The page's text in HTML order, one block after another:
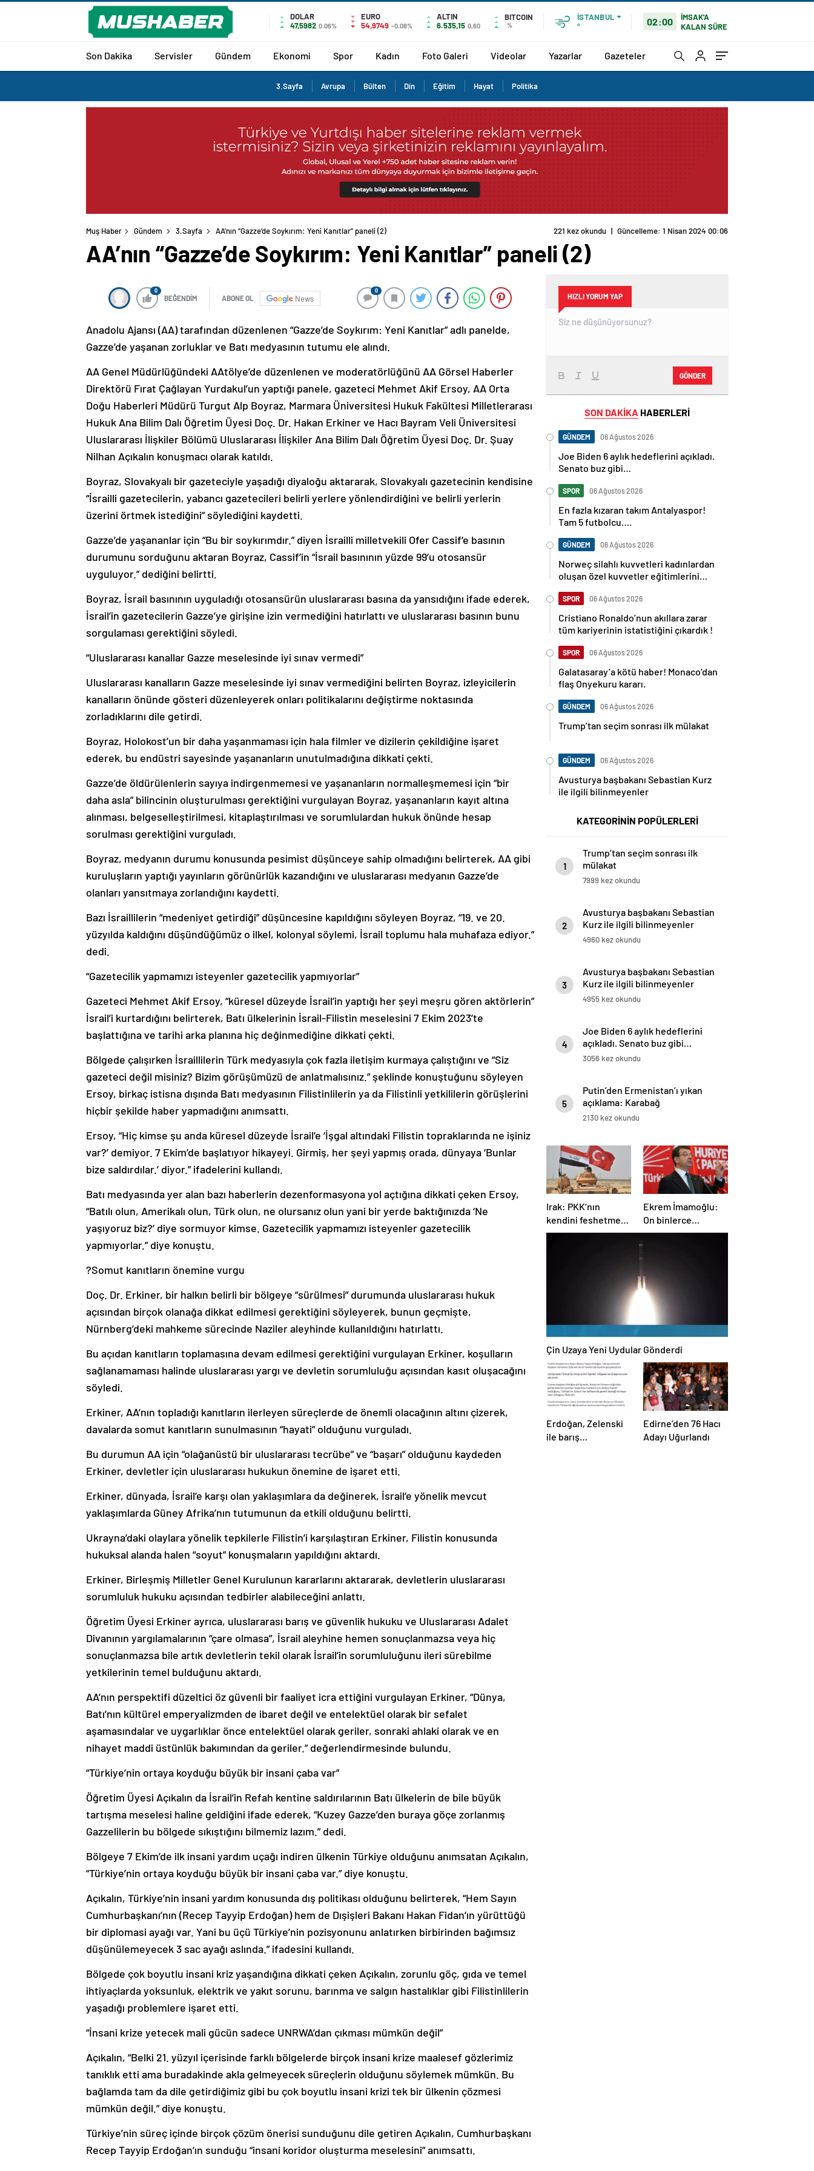
DOLAR
47,5982 0.06%
EURO
54,9749 -0.08%
ALTIN
6.535,15 0,60
BITCOIN
%
İSTANBUL
°
02:00
İMSAK'A
KALAN SÜRE
Son Dakika Servisler Gündem Ekonomi Spor Kadın Foto Galeri Videolar Yazarlar Gazeteler
3.Sayfa Avrupa Bülten Din Eğitim Hayat Politika
Muş Haber Gündem 3.Sayfa AA’nın “Gazze’de Soykırım: Yeni Kanıtlar” paneli (2) 221 kez okundu | Güncelleme: 1 Nisan 2024 00:06
AA’nın “Gazze’de Soykırım: Yeni Kanıtlar” paneli (2)
0
BEĞENDİM ABONE OL News
0
Anadolu Ajansı (AA) tarafından düzenlenen “Gazze’de Soykırım: Yeni Kanıtlar” adlı panelde,
Gazze’de yaşanan zorluklar ve Batı medyasının tutumu ele alındı.
AA Genel Müdürlüğündeki AAtölye’de düzenlenen ve moderatörlüğünü AA Görsel Haberler
Direktörü Fırat Çağlayan Yurdakul’un yaptığı panele, gazeteci Mehmet Akif Ersoy, AA Orta
Doğu Haberleri Müdürü Turgut Alp Boyraz, Marmara Üniversitesi Hukuk Fakültesi Milletlerarası
Hukuk Ana Bilim Dalı Öğretim Üyesi Doç. Dr. Hakan Erkiner ve Hacı Bayram Veli Üniversitesi
Uluslararası İlişkiler Bölümü Uluslararası İlişkiler Ana Bilim Dalı Öğretim Üyesi Doç. Dr. Şuay
Nilhan Açıkalın konuşmacı olarak katıldı.
Boyraz, Slovakyalı bir gazeteciyle yaşadığı diyaloğu aktararak, Slovakyalı gazetecinin kendisine
“İsrailli gazetecilerin, yabancı gazetecileri belirli yerlere yönlendirdiğini ve belirli yerlerin
üzerini örtmek istediğini” söylediğini kaydetti.
Gazze’de yaşananlar için “Bu bir soykırımdır.” diyen İsrailli milletvekili Ofer Cassif’e basının
durumunu sorduğunu aktaran Boyraz, Cassif’in “İsrail basınının yüzde 99’u otosansür
uyguluyor.” dediğini belirtti.
Boyraz, İsrail basınının uyguladığı otosansürün uluslararası basına da yansıdığını ifade ederek,
İsrail’in gazetecilerin Gazze’ye girişine izin vermediğini hatırlattı ve uluslararası basının bunu
sorgulaması gerektiğini söyledi.
“Uluslararası kanallar Gazze meselesinde iyi sınav vermedi”
Uluslararası kanalların Gazze meselesinde iyi sınav vermediğini belirten Boyraz, izleyicilerin
kanalların önünde gösteri düzenleyerek onları politikalarını değiştirme noktasında
zorladıklarını dile getirdi.
Boyraz, Holokost’un bir daha yaşanmaması için hala filmler ve dizilerin çekildiğine işaret
ederek, bu endüstri sayesinde yaşananların unutulmadığına dikkati çekti.
Gazze’de öldürülenlerin sayıya indirgenmemesi ve yaşananların normalleşmemesi için “bir
daha asla” bilincinin oluşturulması gerektiğini vurgulayan Boyraz, yaşananların kayıt altına
alınması, belgeselleştirilmesi, kitaplaştırılması ve sorumlulardan hukuk önünde hesap
sorulması gerektiğini vurguladı.
Boyraz, medyanın durumu konusunda pesimist düşünceye sahip olmadığını belirterek, AA gibi
kuruluşların yaptığı yayınların görünürlük kazandığını ve uluslararası medyanın Gazze’de
olanları yansıtmaya zorlandığını kaydetti.
Bazı İsraillilerin “medeniyet getirdiği” düşüncesine kapıldığını söyleyen Boyraz, “19. ve 20.
yüzyılda kaldığını düşündüğümüz o ilkel, kolonyal söylemi, İsrail toplumu hala muhafaza ediyor.”
dedi.
“Gazetecilik yapmamızı isteyenler gazetecilik yapmıyorlar”
Gazeteci Mehmet Akif Ersoy, “küresel düzeyde İsrail’in yaptığı her şeyi meşru gören aktörlerin”
İsrail’i kurtardığını belirterek, Batı ülkelerinin İsrail-Filistin meselesini 7 Ekim 2023’te
başlattığına ve tarihi arka planına hiç değinmediğine dikkati çekti.
Bölgede çalışırken İsraillilerin Türk medyasıyla çok fazla iletişim kurmaya çalıştığını ve “Siz
gazeteci değil misiniz? Bizim görüşümüzü de anlatmalısınız.” şeklinde konuştuğunu söyleyen
Ersoy, birkaç istisna dışında Batı medyasının Filistinlilerin ya da Filistinli yetkililerin görüşlerini
hiçbir şekilde haber yapmadığını anımsattı.
Ersoy, “Hiç kimse şu anda küresel düzeyde İsrail’e ‘İşgal altındaki Filistin topraklarında ne işiniz
var?’ demiyor. 7 Ekim’de başlatıyor hikayeyi. Girmiş, her şeyi yapmış orada, dünyaya ‘Bunlar
bize saldırdılar.’ diyor.” ifadelerini kullandı.
Batı medyasında yer alan bazı haberlerin dezenformasyona yol açtığına dikkati çeken Ersoy,
“Batılı olun, Amerikalı olun, Türk olun, ne olursanız olun yani bir yerde baktığınızda ‘Ne
yaşıyoruz biz?’ diye sormuyor kimse. Gazetecilik yapmamızı isteyenler gazetecilik
yapmıyorlar.” diye konuştu.
?Somut kanıtların önemine vurgu
Doç. Dr. Erkiner, bir halkın belirli bir bölgeye “sürülmesi” durumunda uluslararası hukuk
açısından birçok olanağa dikkat edilmesi gerektiğini söyleyerek, bunun geçmişte,
Nürnberg’deki mahkeme sürecinde Naziler aleyhinde kullanıldığını hatırlattı.
Bu açıdan kanıtların toplamasına devam edilmesi gerektiğini vurgulayan Erkiner, koşulların
sağlanamaması halinde uluslararası yargı ve devletin sorumluluğu açısından kasıt oluşacağını
söyledi.
Erkiner, AA’nın topladığı kanıtların ilerleyen süreçlerde de önemli olacağının altını çizerek,
davalarda somut kanıtların sunulmasının “hayati” olduğunu vurguladı.
Bu durumun AA için “olağanüstü bir uluslararası tecrübe” ve “başarı” olduğunu kaydeden
Erkiner, devletler için uluslararası hukukun önemine de işaret etti.
Erkiner, dünyada, İsrail’e karşı olan yaklaşımlara da değinerek, İsrail’e yönelik mevcut
yaklaşımlarda Güney Afrika’nın tutumunun da etkili olduğunu belirtti.
Ukrayna’daki olaylara yönelik tepkilerle Filistin’i karşılaştıran Erkiner, Filistin konusunda
hukuksal alanda halen “soyut” konuşmaların yapıldığını aktardı.
Erkiner, Birleşmiş Milletler Genel Kurulunun kararlarını aktararak, devletlerin uluslararası
sorumluluk hukuku açısından tedbirler alabileceğini anlattı.
Öğretim Üyesi Erkiner ayrıca, uluslararası barış ve güvenlik hukuku ve Uluslararası Adalet
Divanının yargılamalarının “çare olmasa”, İsrail aleyhine hemen sonuçlanmazsa veya hiç
sonuçlanmazsa bile artık devletlerin tekil olarak İsrail’in sorumluluğunu ileri sürebilme
yetkilerinin temel bulduğunu aktardı.
AA’nın perspektifi düzeltici öz güvenli bir faaliyet icra ettiğini vurgulayan Erkiner, “Dünya,
Batı’nın kültürel emperyalizmden de ibaret değil ve entelektüel olarak bir sefalet
aşamasındalar ve uygarlıklar önce entelektüel olarak geriler, sonraki ahlaki olarak ve en
nihayet maddi üstünlük bakımından da geriler.” değerlendirmesinde bulundu.
“Türkiye’nin ortaya koyduğu büyük bir insani çaba var”
Öğretim Üyesi Açıkalın da İsrail’in Refah kentine saldırılarının Batı ülkelerin de bile büyük
tartışma meselesi haline geldiğini ifade ederek, “Kuzey Gazze’den buraya göçe zorlanmış
Gazzelilerin bu bölgede sıkıştığını bilmemiz lazım.” dedi.
Bölgeye 7 Ekim’de ilk insani yardım uçağı indiren ülkenin Türkiye olduğunu anımsatan Açıkalın,
“Türkiye’nin ortaya koyduğu büyük bir insani çaba var.” diye konuştu.
Açıkalın, Türkiye’nin insani yardım konusunda dış politikası olduğunu belirterek, “Hem Sayın
Cumhurbaşkanı’nın (Recep Tayyip Erdoğan) hem de Dışişleri Bakanı Hakan Fidan’ın yürüttüğü
bir diplomasi ayağı var. Yani bu üçü Türkiye’nin pozisyonunu anlatırken birbirinden bağımsız
düşünülemeyecek 3 sac ayağı aslında.” ifadesini kullandı.
Bölgede çok boyutlu insani kriz yaşandığına dikkati çeken Açıkalın, zorunlu göç, gıda ve temel
ihtiyaçlarda yoksunluk, elektrik ve yakıt sorunu, barınma ve salgın hastalıklar gibi Filistinlilerin
yaşadığı problemlere işaret etti.
“İnsani krize yetecek mali gücün sadece UNRWA’dan çıkması mümkün değil”
Açıkalın, “Belki 21. yüzyıl içerisinde farklı bölgelerde birçok insani krize maalesef gözlerimiz
tanıklık etti ama buradakinde akla gelmeyecek süreçlerin olduğunu söylemek mümkün. Bu
bağlamda tam da dile getirdiğimiz gibi bu çok boyutlu insani krizi tek bir ülkenin çözmesi
mümkün değil.” diye konuştu.
Türkiye’nin süreç içinde birçok çözüm önerisi sunduğunu dile getiren Açıkalın, Cumhurbaşkanı
Recep Tayyip Erdoğan’ın sunduğu “insani koridor oluşturma meselesini” anımsattı.
HIZLI YORUM YAP
GÖNDER
SON DAKİKA HABERLERİ
GÜNDEM 06 Ağustos 2026
Joe Biden 6 aylık hedeflerini açıkladı.
Senato buz gibi…
SPOR 06 Ağustos 2026
En fazla kızaran takım Antalyaspor!
Tam 5 futbolcu….
GÜNDEM 06 Ağustos 2026
Norweç silahlı kuvvetleri kadınlardan
oluşan özel kuvvetler eğitimlerini
SPOR 06 Ağustos 2026
Cristiano Ronaldo’nun akıllara zarar
tüm kariyerinin istatistiğini çıkardık !
SPOR 06 Ağustos 2026
Galatasaray’a kötü haber! Monaco’dan
flaş Onyekuru kararı.
GÜNDEM 06 Ağustos 2026
Trump’tan seçim sonrası ilk mülakat
GÜNDEM 06 Ağustos 2026
Avusturya başbakanı Sebastian Kurz
ile ilgili bilinmeyenler
KATEGORİNİN POPÜLERLERİ
1
Trump’tan seçim sonrası ilk
mülakat
7999 kez okundu
2
Avusturya başbakanı Sebastian
Kurz ile ilgili bilinmeyenler
4960 kez okundu
3
Avusturya başbakanı Sebastian
Kurz ile ilgili bilinmeyenler
4955 kez okundu
4
Joe Biden 6 aylık hedeflerini
açıkladı. Senato buz gibi…
3056 kez okundu
5
Putin’den Ermenistan’ı yıkan
açıklama: Karabağ
Azerbaycan’ın ayrılmaz bir
2130 kez okundu
Irak: PKK’nın
kendini feshetme
kararını
Ekrem İmamoğlu:
On binlerce
vatandaşımızın
kapanmasına çok
sevindim
Çin Uzaya Yeni Uydular Gönderdi
Erdoğan, Zelenski
ile barış
Edirne’den 76 Hacı
Adayı Uğurlandı